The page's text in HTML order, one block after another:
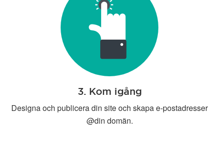
3. Kom igång
Designa och publicera din site och skapa e-postadresser
@din domän.